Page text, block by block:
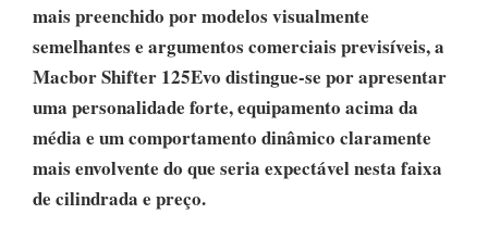
mais preenchido por modelos visualmente
semelhantes e argumentos comerciais previsíveis, a
Macbor Shifter 125Evo distingue-se por apresentar
uma personalidade forte, equipamento acima da
média e um comportamento dinâmico claramente
mais envolvente do que seria expectável nesta faixa
de cilindrada e preço.